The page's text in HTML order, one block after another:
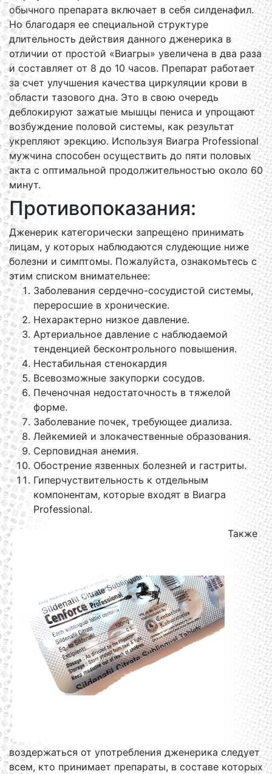
обычного препарата включает в себя силденафил.
Но благодаря ее специальной структуре
длительность действия данного дженерика в
отличии от простой «Виагры» увеличена в два раза
и составляет от 8 до 10 часов. Препарат работает
за счет улучшения качества циркуляции крови в
области тазового дна. Это в свою очередь
деблокируют зажатые мышцы пениса и упрощают
возбуждение половой системы, как результат
укрепляют эрекцию. Используя Виагра Professional
мужчина способен осуществить до пяти половых
акта с оптимальной продолжительностью около 60
минут.
Противопоказания:
Дженерик категорически запрещено принимать
лицам, у которых наблюдаются слудеющие ниже
болезни и симптомы. Пожалуйста, ознакомьтесь с
этим списком внимательнее:
Заболевания сердечно-сосудистой системы,
переросшие в хронические.
Нехарактерно низкое давление.
Артериальное давление с наблюдаемой
тенденцией бесконтрольного повышения.
Нестабильная стенокардия
Всевозможные закупорки сосудов.
Печеночная недостаточность в тяжелой
форме.
Заболевание почек, требующее диализа.
Лейкемией и злокачественные образования.
Серповидная анемия.
Обострение язвенных болезней и гастриты.
Гиперчуствительность к отдельным
компонентам, которые входят в Виагра
Professional.
Также
воздержаться от употребления дженерика следует
всем, кто принимает препараты, в составе которых